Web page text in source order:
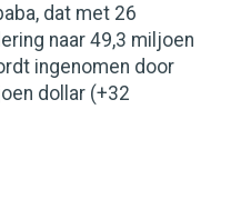
dat met 26
naar 49,3 miljoen
ingenomen door
dollar (+32